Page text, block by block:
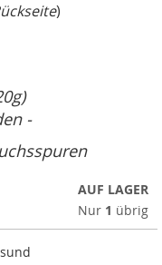
)
-
AUF LAGER
Nur 1 übrig